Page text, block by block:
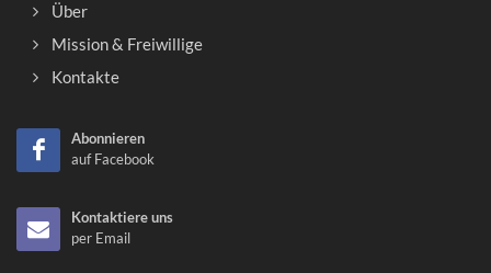
Über
Mission & Freiwillige
Kontakte
Abonnieren
auf Facebook
Kontaktiere uns
per Email